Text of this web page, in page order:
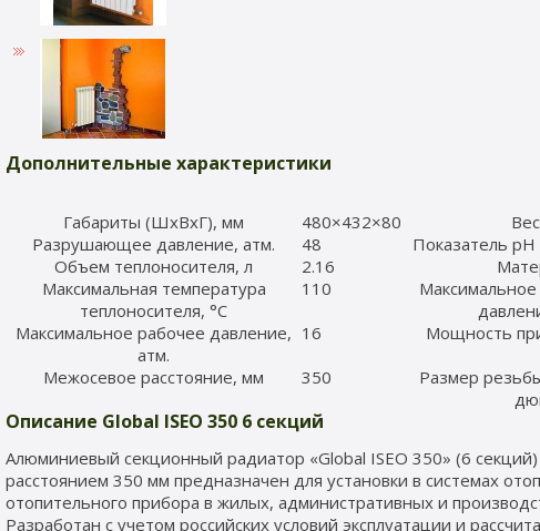
Дополнительные характеристики
Габариты (ШхВхГ), мм 480×432×80
Разрушающее давление, атм.
48 Показатель pH
Объем теплоносителя, л
2.16
Максимальная температура
теплоносителя, °C
110
Максимальное рабочее давление,
атм.
16 Мощность
Межосевое расстояние, мм
350
Размер
Описание Global ISEO 350 6 секций
Алюминиевый секционный радиатор «Global ISEO 350» (6
расстоянием 350 мм предназначен для установки в системах
отопительного прибора в жилых, административных и
Разработан с учетом российских условий эксплуатации и